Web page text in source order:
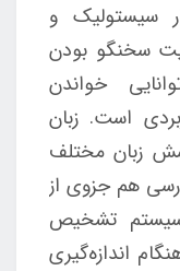
سیستولیک و
سخنگو بودن
خواندن
است. زبان
زبان مختلف
هم جزوی از
تشخیص
اندازه‌گیری